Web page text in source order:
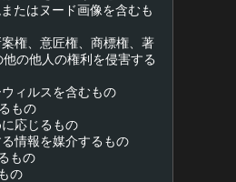
たはヌード画像を含むも
権、意匠権、商標権、著
の他人の権利を侵害する
ィルスを含むもの
もの
応じるもの
情報を媒介するもの
もの
の